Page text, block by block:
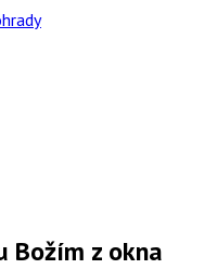
Božím z okna